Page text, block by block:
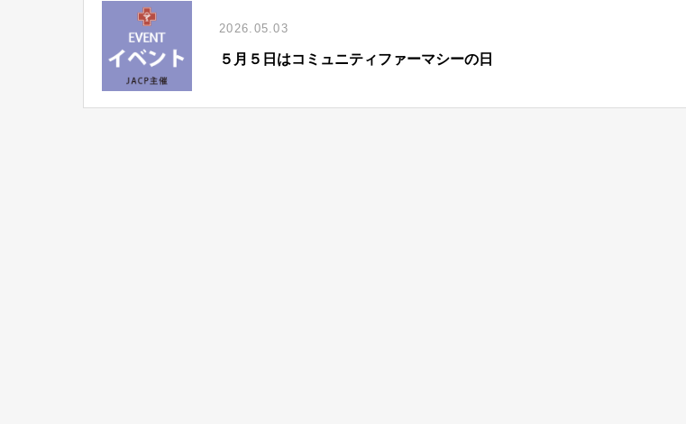
2026.05.03
５月５日はコミュニティファーマシーの日